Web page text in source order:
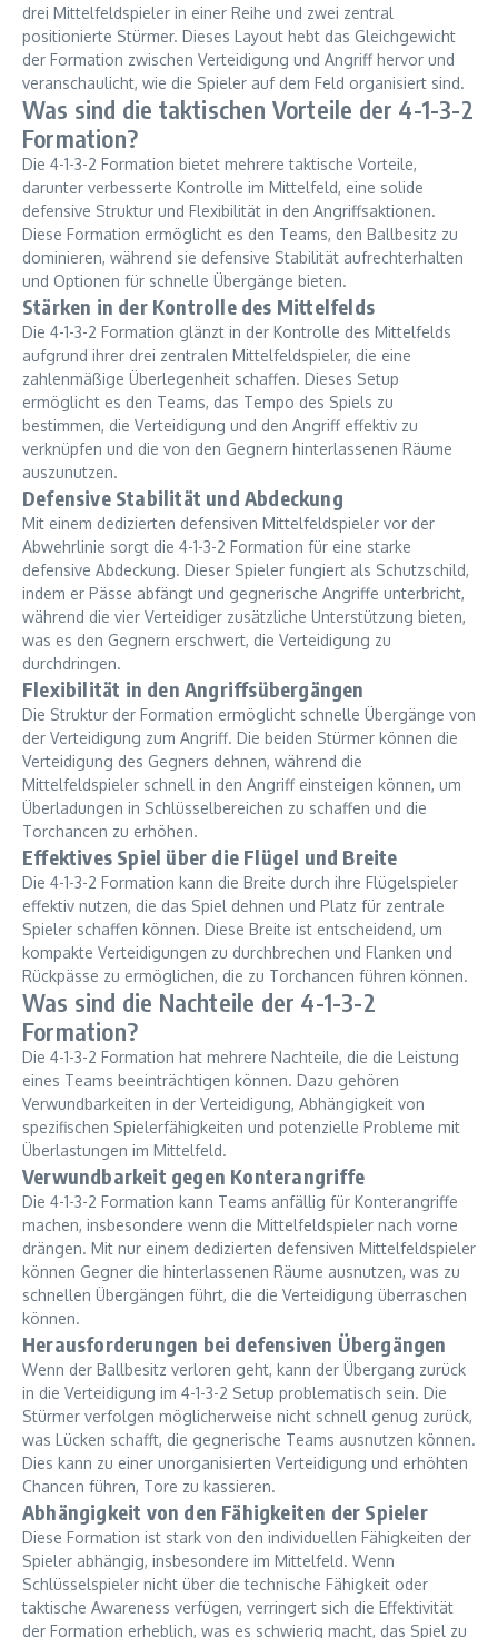
drei Mittelfeldspieler in einer Reihe und zwei zentral
positionierte Stürmer. Dieses Layout hebt das Gleichgewicht
der Formation zwischen Verteidigung und Angriff hervor und
veranschaulicht, wie die Spieler auf dem Feld organisiert sind.
Was sind die taktischen Vorteile der 4-1-3-2
Formation?
Die 4-1-3-2 Formation bietet mehrere taktische Vorteile,
darunter verbesserte Kontrolle im Mittelfeld, eine solide
defensive Struktur und Flexibilität in den Angriffsaktionen.
Diese Formation ermöglicht es den Teams, den Ballbesitz zu
dominieren, während sie defensive Stabilität aufrechterhalten
und Optionen für schnelle Übergänge bieten.
Stärken in der Kontrolle des Mittelfelds
Die 4-1-3-2 Formation glänzt in der Kontrolle des Mittelfelds
aufgrund ihrer drei zentralen Mittelfeldspieler, die eine
zahlenmäßige Überlegenheit schaffen. Dieses Setup
ermöglicht es den Teams, das Tempo des Spiels zu
bestimmen, die Verteidigung und den Angriff effektiv zu
verknüpfen und die von den Gegnern hinterlassenen Räume
auszunutzen.
Defensive Stabilität und Abdeckung
Mit einem dedizierten defensiven Mittelfeldspieler vor der
Abwehrlinie sorgt die 4-1-3-2 Formation für eine starke
defensive Abdeckung. Dieser Spieler fungiert als Schutzschild,
indem er Pässe abfängt und gegnerische Angriffe unterbricht,
während die vier Verteidiger zusätzliche Unterstützung bieten,
was es den Gegnern erschwert, die Verteidigung zu
durchdringen.
Flexibilität in den Angriffsübergängen
Die Struktur der Formation ermöglicht schnelle Übergänge von
der Verteidigung zum Angriff. Die beiden Stürmer können die
Verteidigung des Gegners dehnen, während die
Mittelfeldspieler schnell in den Angriff einsteigen können, um
Überladungen in Schlüsselbereichen zu schaffen und die
Torchancen zu erhöhen.
Effektives Spiel über die Flügel und Breite
Die 4-1-3-2 Formation kann die Breite durch ihre Flügelspieler
effektiv nutzen, die das Spiel dehnen und Platz für zentrale
Spieler schaffen können. Diese Breite ist entscheidend, um
kompakte Verteidigungen zu durchbrechen und Flanken und
Rückpässe zu ermöglichen, die zu Torchancen führen können.
Was sind die Nachteile der 4-1-3-2
Formation?
Die 4-1-3-2 Formation hat mehrere Nachteile, die die Leistung
eines Teams beeinträchtigen können. Dazu gehören
Verwundbarkeiten in der Verteidigung, Abhängigkeit von
spezifischen Spielerfähigkeiten und potenzielle Probleme mit
Überlastungen im Mittelfeld.
Verwundbarkeit gegen Konterangriffe
Die 4-1-3-2 Formation kann Teams anfällig für Konterangriffe
machen, insbesondere wenn die Mittelfeldspieler nach vorne
drängen. Mit nur einem dedizierten defensiven Mittelfeldspieler
können Gegner die hinterlassenen Räume ausnutzen, was zu
schnellen Übergängen führt, die die Verteidigung überraschen
können.
Herausforderungen bei defensiven Übergängen
Wenn der Ballbesitz verloren geht, kann der Übergang zurück
in die Verteidigung im 4-1-3-2 Setup problematisch sein. Die
Stürmer verfolgen möglicherweise nicht schnell genug zurück,
was Lücken schafft, die gegnerische Teams ausnutzen können.
Dies kann zu einer unorganisierten Verteidigung und erhöhten
Chancen führen, Tore zu kassieren.
Abhängigkeit von den Fähigkeiten der Spieler
Diese Formation ist stark von den individuellen Fähigkeiten der
Spieler abhängig, insbesondere im Mittelfeld. Wenn
Schlüsselspieler nicht über die technische Fähigkeit oder
taktische Awareness verfügen, verringert sich die Effektivität
der Formation erheblich, was es schwierig macht, das Spiel zu